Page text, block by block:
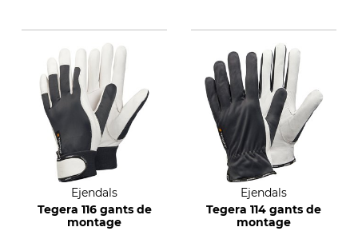
Ejendals
Tegera 116 gants de
montage
Ejendals
Tegera 114 gants de
montage